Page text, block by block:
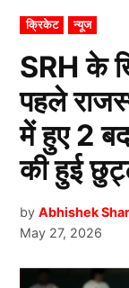
POSTED
IN
क्रिकेट न्यूज
SRH के
पहले
में हुए 2
की हुई
by Abhishek
May 27, 2026